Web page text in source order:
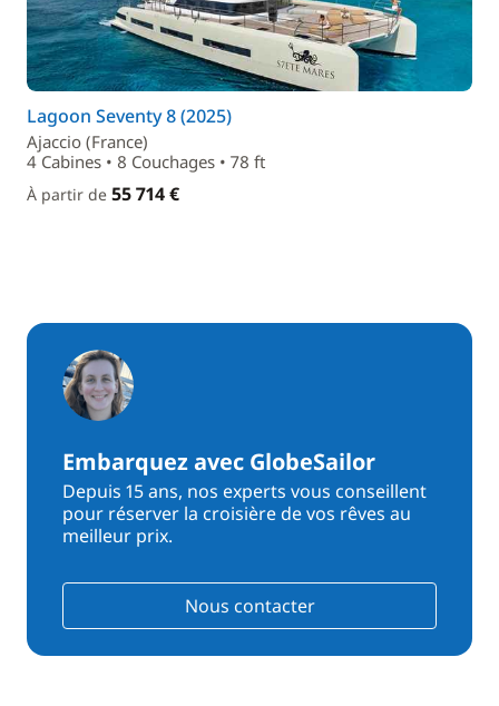
Lagoon Seventy 8 (2025)
Ajaccio (France)
4 Cabines • 8 Couchages • 78 ft
À partir de 55 714 €
Embarquez avec GlobeSailor
Depuis 15 ans, nos experts vous conseillent
pour réserver la croisière de vos rêves au
meilleur prix.
Nous contacter